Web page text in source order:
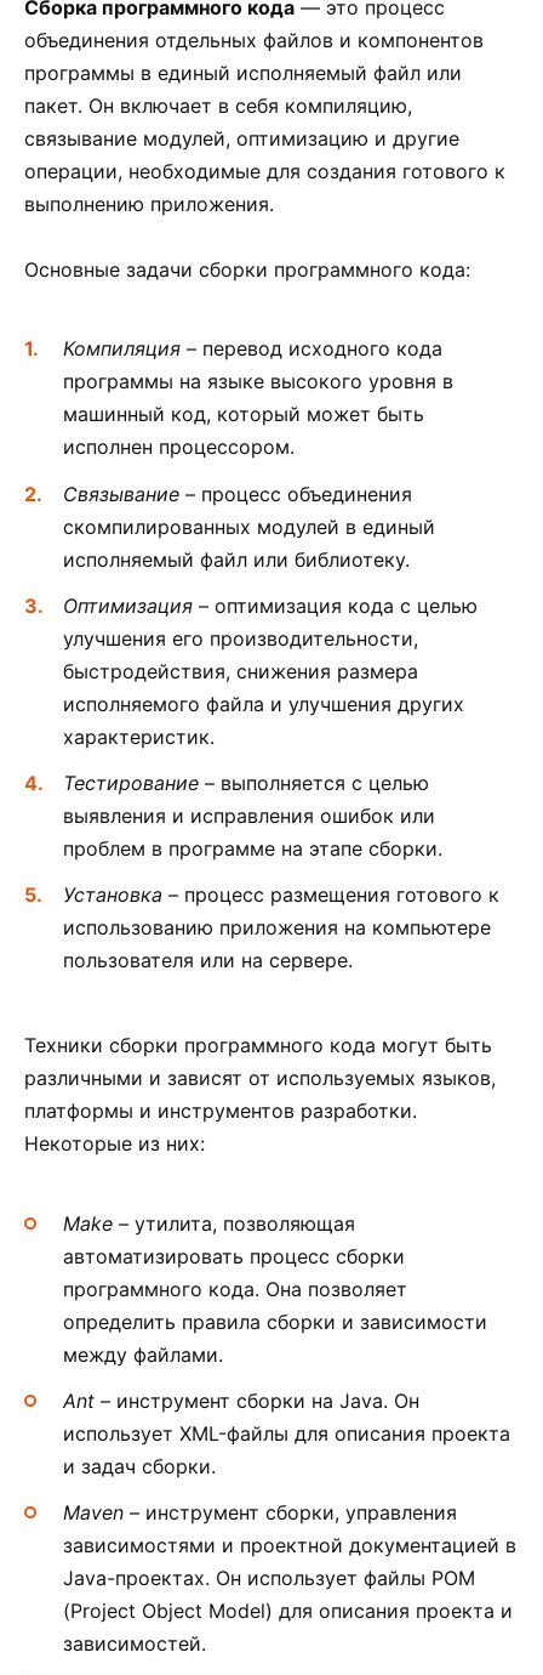
Сборка программного кода — это процесс
объединения отдельных файлов и компонентов
программы в единый исполняемый файл или
пакет. Он включает в себя компиляцию,
связывание модулей, оптимизацию и другие
операции, необходимые для создания готового к
выполнению приложения.
Основные задачи сборки программного кода:
Компиляция – перевод исходного кода
программы на языке высокого уровня в
машинный код, который может быть
исполнен процессором.
Связывание – процесс объединения
скомпилированных модулей в единый
исполняемый файл или библиотеку.
Оптимизация – оптимизация кода с целью
улучшения его производительности,
быстродействия, снижения размера
исполняемого файла и улучшения других
характеристик.
Тестирование – выполняется с целью
выявления и исправления ошибок или
проблем в программе на этапе сборки.
Установка – процесс размещения готового к
использованию приложения на компьютере
пользователя или на сервере.
Техники сборки программного кода могут быть
различными и зависят от используемых языков,
платформы и инструментов разработки.
Некоторые из них:
Make – утилита, позволяющая
автоматизировать процесс сборки
программного кода. Она позволяет
определить правила сборки и зависимости
между файлами.
Ant – инструмент сборки на Java. Он
использует XML-файлы для описания проекта
и задач сборки.
Maven – инструмент сборки, управления
зависимостями и проектной документацией в
Java-проектах. Он использует файлы POM
(Project Object Model) для описания проекта и
зависимостей.